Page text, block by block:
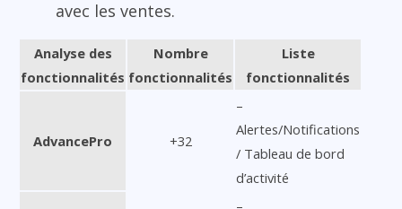
avec les ventes.
Analyse des
fonctionnalités
Nombre
fonctionnalités
Liste
fonctionnalités
AdvancePro +32
–
Alertes/Notifications
/ Tableau de bord
d’activité
–